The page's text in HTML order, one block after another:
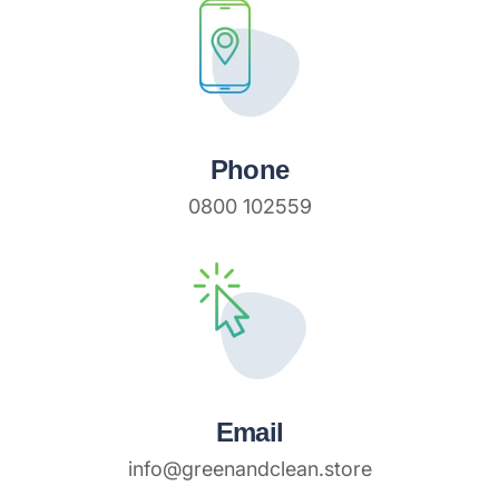
Phone
0800 102559
Email
info@greenandclean.store